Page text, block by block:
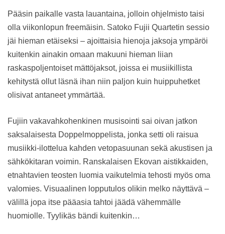
Pääsin paikalle vasta lauantaina, jolloin ohjelmisto taisi
olla viikonlopun freemäisin. Satoko Fujii Quartetin sessio
jäi hieman etäiseksi – ajoittaisia hienoja jaksoja ympäröi
kuitenkin ainakin omaan makuuni hieman liian
raskaspoljentoiset mättöjaksot, joissa ei musiikillista
kehitystä ollut läsnä ihan niin paljon kuin huippuhetket
olisivat antaneet ymmärtää.
Fujiin vakavahkohenkinen musisointi sai oivan jatkon
saksalaisesta Doppelmoppelista, jonka setti oli raisua
musiikki-ilottelua kahden vetopasuunan sekä akustisen ja
sähkökitaran voimin. Ranskalaisen Ekovan aistikkaiden,
etnahtavien teosten luomia vaikutelmia tehosti myös oma
valomies. Visuaalinen lopputulos olikin melko näyttävä –
välillä jopa itse pääasia tahtoi jäädä vähemmälle
huomiolle. Tyylikäs bändi kuitenkin…